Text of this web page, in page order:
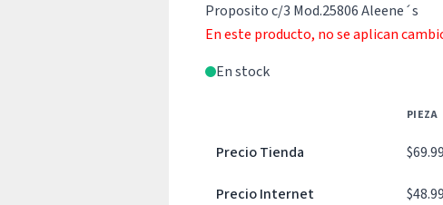
Proposito c/3 Mod.25806 Aleene´s
En este producto, no se aplican
En stock
PIEZA
Precio Tienda $69.99
Precio Internet $48.99